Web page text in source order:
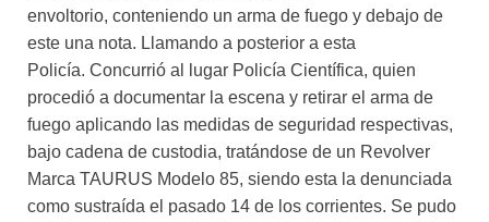
envoltorio, conteniendo un arma de fuego y debajo de
este una nota. Llamando a posterior a esta
Policía. Concurrió al lugar Policía Científica, quien
procedió a documentar la escena y retirar el arma de
fuego aplicando las medidas de seguridad respectivas,
bajo cadena de custodia, tratándose de un Revolver
Marca TAURUS Modelo 85, siendo esta la denunciada
como sustraída el pasado 14 de los corrientes. Se pudo